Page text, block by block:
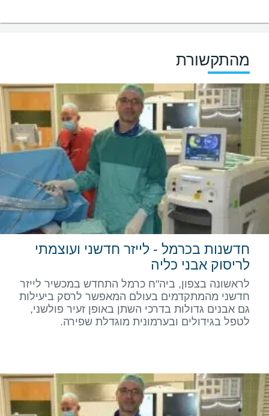
מהתקשורת
חדשנות בכרמל - לייזר חדשני ועוצמתי
לריסוק אבני כליה
לראשונה בצפון, ביה"ח כרמל התחדש במכשיר לייזר
חדשני מהמתקדמים בעולם המאפשר לרסק ביעילות
גם אבנים גדולות בדרכי השתן באופן זעיר פולשני,
לטפל בגידולים ובערמונית מוגדלת שפירה.